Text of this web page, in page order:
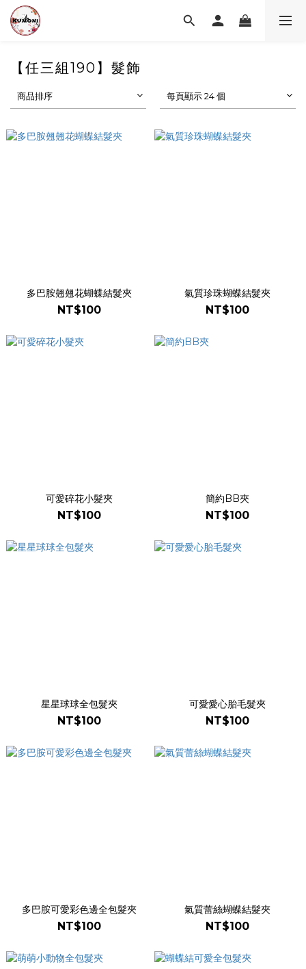
【任三組190】髮飾
商品排序 每頁顯示 24 個
多巴胺翹翹花蝴蝶結髮夾
NT$100
氣質珍珠蝴蝶結髮夾
NT$100
可愛碎花小髮夾
NT$100
簡約BB夾
NT$100
星星球球全包髮夾
NT$100
可愛愛心胎毛髮夾
NT$100
多巴胺可愛彩色邊全包髮夾
NT$100
氣質蕾絲蝴蝶結髮夾
NT$100